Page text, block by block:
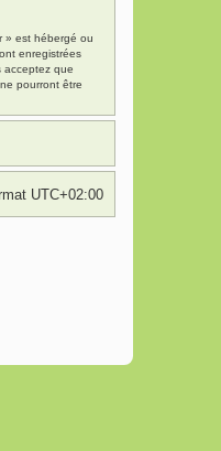
» est hébergé ou
enregistrées
acceptez que
pourront être
UTC+02:00